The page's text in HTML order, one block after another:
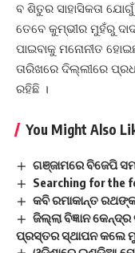
ବ ଶିତୁର ସାହାସିକତା
ତେବେ କୁମ୍ଭୀର ମୁହଁରୁ
ପାଇବାକୁ ମନୋନୀତ
ତାରିଖରେ ଦିଲ୍ଲୀରେ
ରହିଛି ।
You Might Also
ଗଞ୍ଜାମରେ ବିଜେପି
Searching for the
କବି ରମାକାନ୍ତ
ଜିଲ୍ଲା ବିଜ୍ଞାନ
ପ୍ରସ୍ତର ସ୍ଥାପନ କଲେ